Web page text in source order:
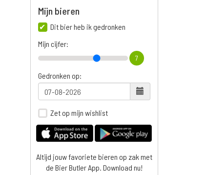
Mijn bieren
Dit bier heb ik gedronken
Mijn cijfer:
7
Gedronken op:
Zet op mijn wishlist
Altijd jouw favoriete bieren op zak met
de Bier Butler App. Download nu!